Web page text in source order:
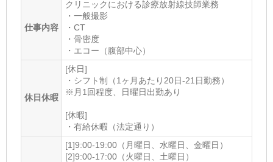
仕事内容
クリニックにおける診療放射線技師業務
・一般撮影
・CT
・骨密度
・エコー（腹部中心）
休日休暇
[休日]
・シフト制（1ヶ月あたり20日-21日勤務）
※月1回程度、日曜日出勤あり
[休暇]
・有給休暇（法定通り）
[1]9:00-19:00（月曜日、水曜日、金曜日）
[2]9:00-17:00（火曜日、土曜日）